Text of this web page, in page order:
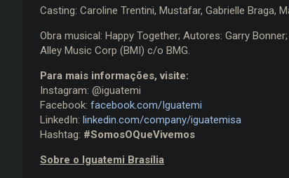
Casting: Caroline Trentini, Mustafar, Gabrielle Braga,
Obra musical: Happy Together; Autores: Garry
Alley Music Corp (BMI) c/o BMG.
Para mais informações, visite:
Instagram: @iguatemi
Facebook: facebook.com/Iguatemi
LinkedIn: linkedin.com/company/iguatemisa
Hashtag: #SomosOQueVivemos
Sobre o Iguatemi Brasília